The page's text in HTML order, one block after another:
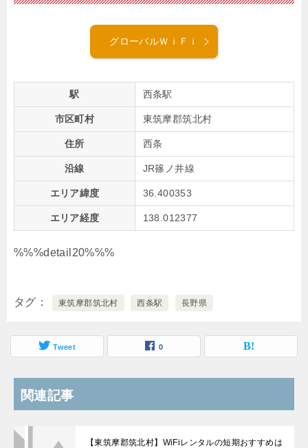
グローバルＷｉＦｉ
駅 西条駅
市区町村 東筑摩郡筑北村
住所 西条
沿線 JR篠ノ井線
エリア緯度 36.400353
エリア経度 138.012377
%%%detail20%%%
タグ 東筑摩郡筑北村 西条駅 長野県
Tweet 0
関連記事
【東筑摩郡筑北村】WiFiレンタルの短期おすすめは